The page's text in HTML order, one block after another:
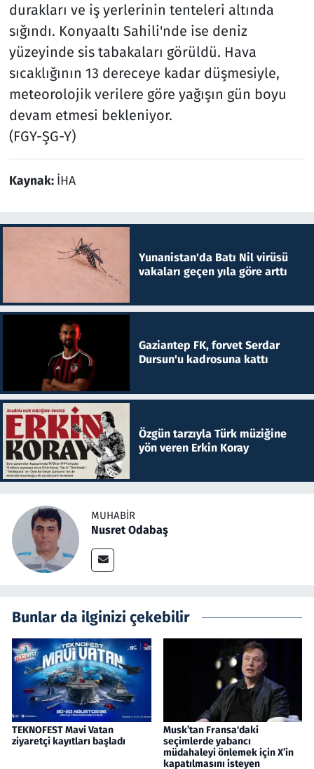
durakları ve iş yerlerinin tenteleri altında
sığındı. Konyaaltı Sahili'nde ise deniz
yüzeyinde sis tabakaları görüldü. Hava
sıcaklığının 13 dereceye kadar düşmesiyle,
meteorolojik verilere göre yağışın gün boyu
devam etmesi bekleniyor.
(FGY-ŞG-Y)
Kaynak: İHA
Yunanistan'da Batı Nil virüsü
vakaları geçen yıla göre arttı
Gaziantep FK, forvet Serdar
Dursun'u kadrosuna kattı
Özgün tarzıyla Türk müziğine
yön veren Erkin Koray
MUHABIR
Nusret Odabaş
Bunlar da ilginizi çekebilir
TEKNOFEST Mavi Vatan
ziyaretçi kayıtları başladı
Musk’tan Fransa'daki
seçimlerde yabancı
müdahaleyi önlemek için X’in
kapatılmasını isteyen